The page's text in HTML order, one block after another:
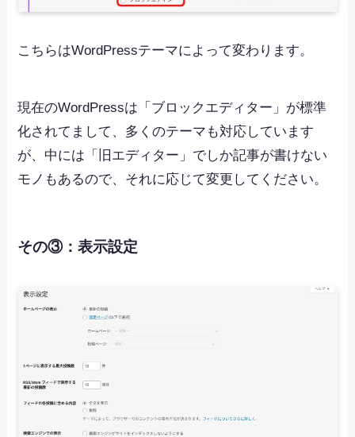
こちらはWordPressテーマによって変わります。
現在のWordPressは「ブロックエディター」が標準
化されてまして、多くのテーマも対応しています
が、中には「旧エディター」でしか記事が書けない
モノもあるので、それに応じて変更してください。
その③：表示設定